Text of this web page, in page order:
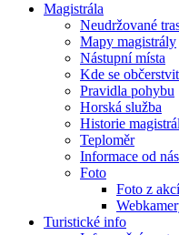
Magistrála
Neudržované
Mapy magistrály
Nástupní místa
Kde se občerstvit
Pravidla pohybu
Horská služba
Historie
Teploměr
Informace od nás
Foto
Foto z akcí
Turistické info